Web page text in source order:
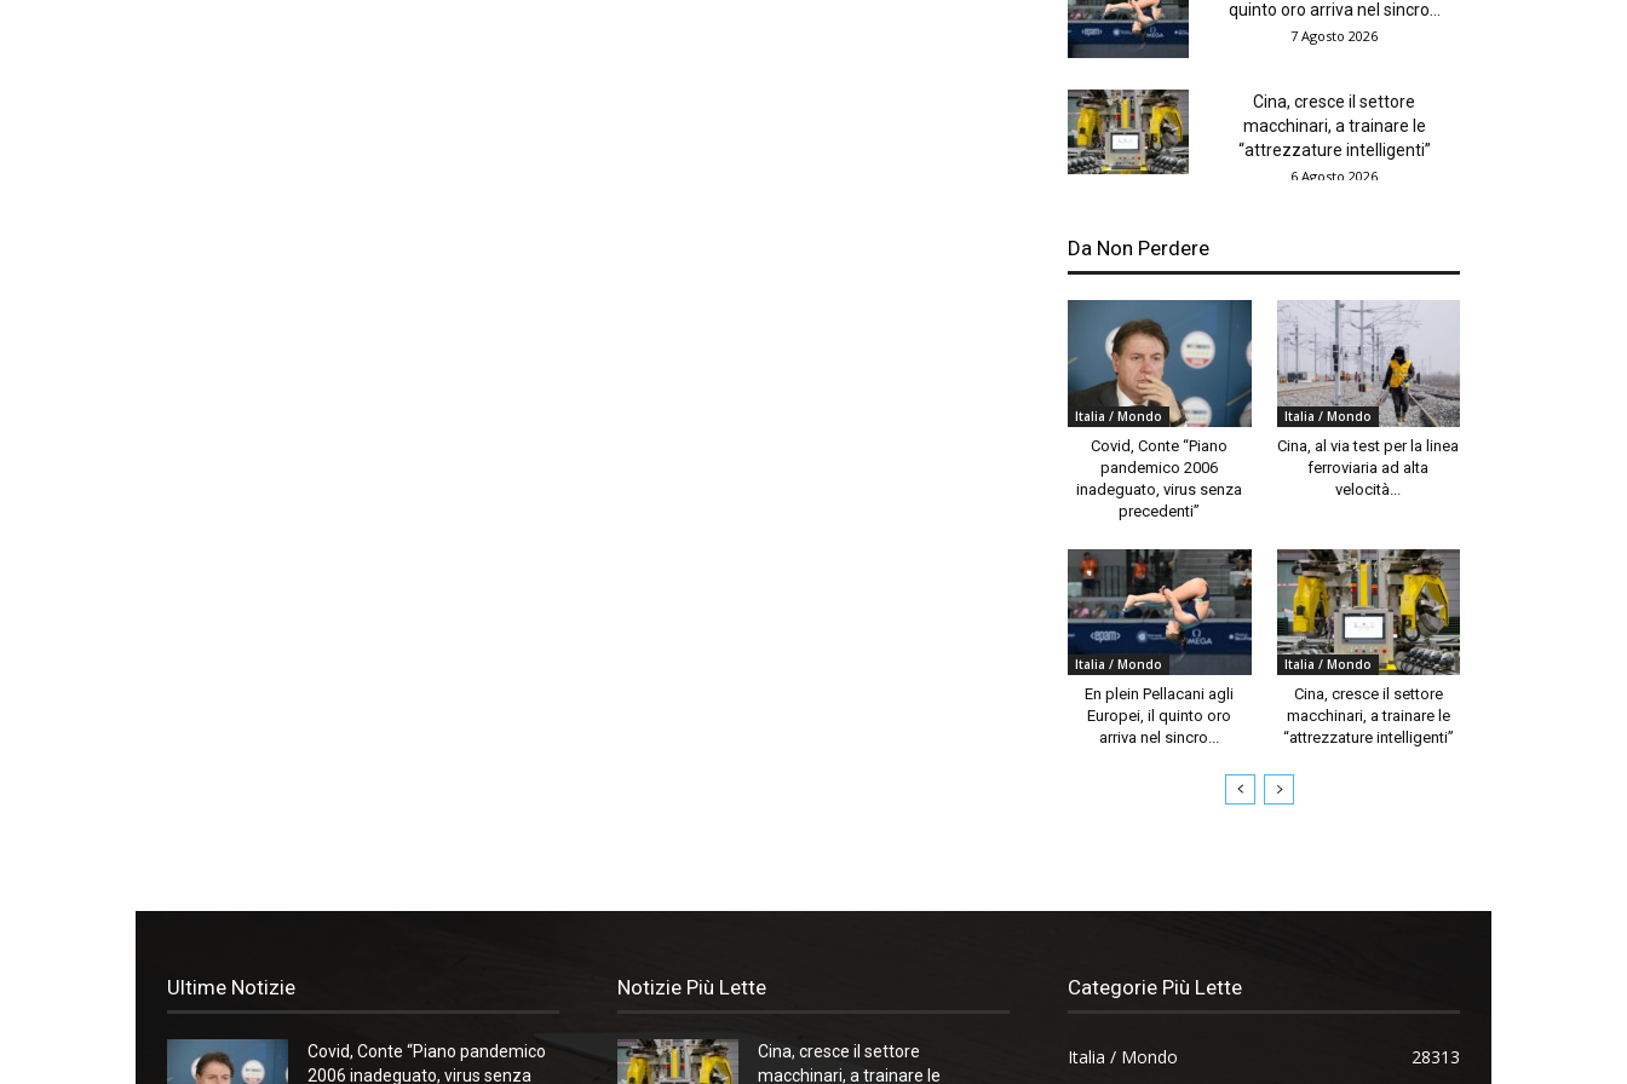
quinto oro arriva nel sincro...
7 Agosto 2026
Cina, cresce il settore
macchinari, a trainare le
“attrezzature intelligenti”
6 Agosto 2026
Da Non Perdere
Italia / Mondo
Covid, Conte “Piano
pandemico 2006
inadeguato, virus senza
precedenti”
Italia / Mondo
Cina, al via test per la linea
ferroviaria ad alta
velocità...
Italia / Mondo
En plein Pellacani agli
Europei, il quinto oro
arriva nel sincro...
Italia / Mondo
Cina, cresce il settore
macchinari, a trainare le
“attrezzature intelligenti”
Ultime Notizie
Covid, Conte “Piano pandemico
2006 inadeguato, virus senza
Notizie Più Lette
Cina, cresce il settore
macchinari, a trainare le
Categorie Più Lette
Italia / Mondo
28313